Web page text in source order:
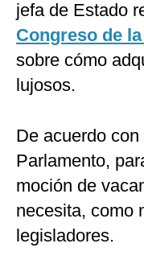
jefa de Estado
Congreso de
sobre cómo
lujosos.
De acuerdo
Parlamento,
moción de
necesita, como
legisladores.